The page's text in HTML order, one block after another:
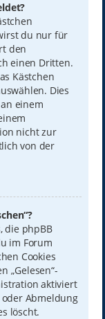
du nur für
den
einen Dritten.
Kästchen
Dies
einem
nicht zur
von der
die phpBB
im Forum
Cookies
„Gelesen“-
aktiviert
Abmeldung
löscht.